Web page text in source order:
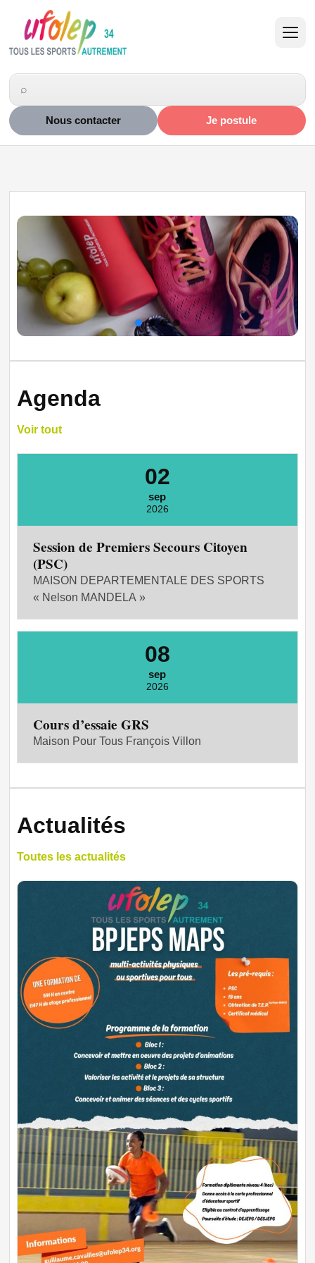
Nous contacter Je postule
Agenda
Voir tout
02
sep
2026
Session de Premiers Secours Citoyen
(PSC)
MAISON DEPARTEMENTALE DES SPORTS
« Nelson MANDELA »
08
sep
2026
Cours d’essaie GRS
Maison Pour Tous François Villon
Actualités
Toutes les actualités